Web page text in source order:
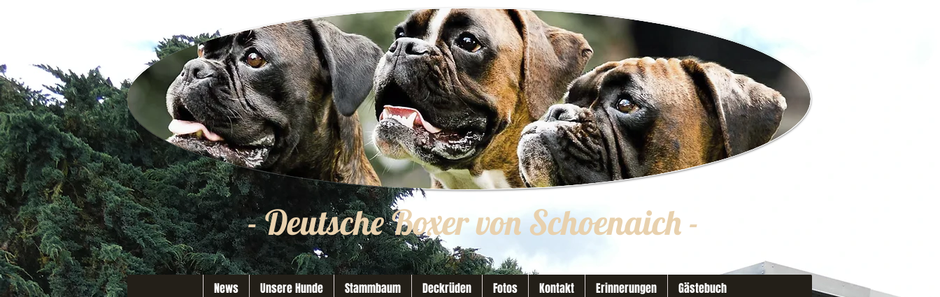
- Deutsche Boxer von Schoenaich-
News Unsere Hunde Stammbaum Deckrüden Fotos Kontakt Erinnerungen Gästebuch